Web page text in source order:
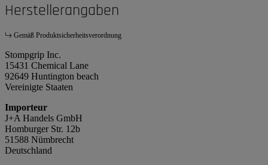
Herstellerangaben
Gemäß Produktsicherheitsverordnung
Stompgrip Inc.
15431 Chemical Lane
92649 Huntington beach
Vereinigte Staaten
Importeur
J+A Handels GmbH
Homburger Str. 12b
51588 Nümbrecht
Deutschland